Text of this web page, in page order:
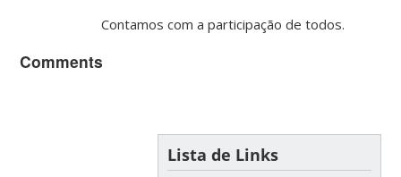
Contamos com a participação de todos.
Comments
Lista de Links